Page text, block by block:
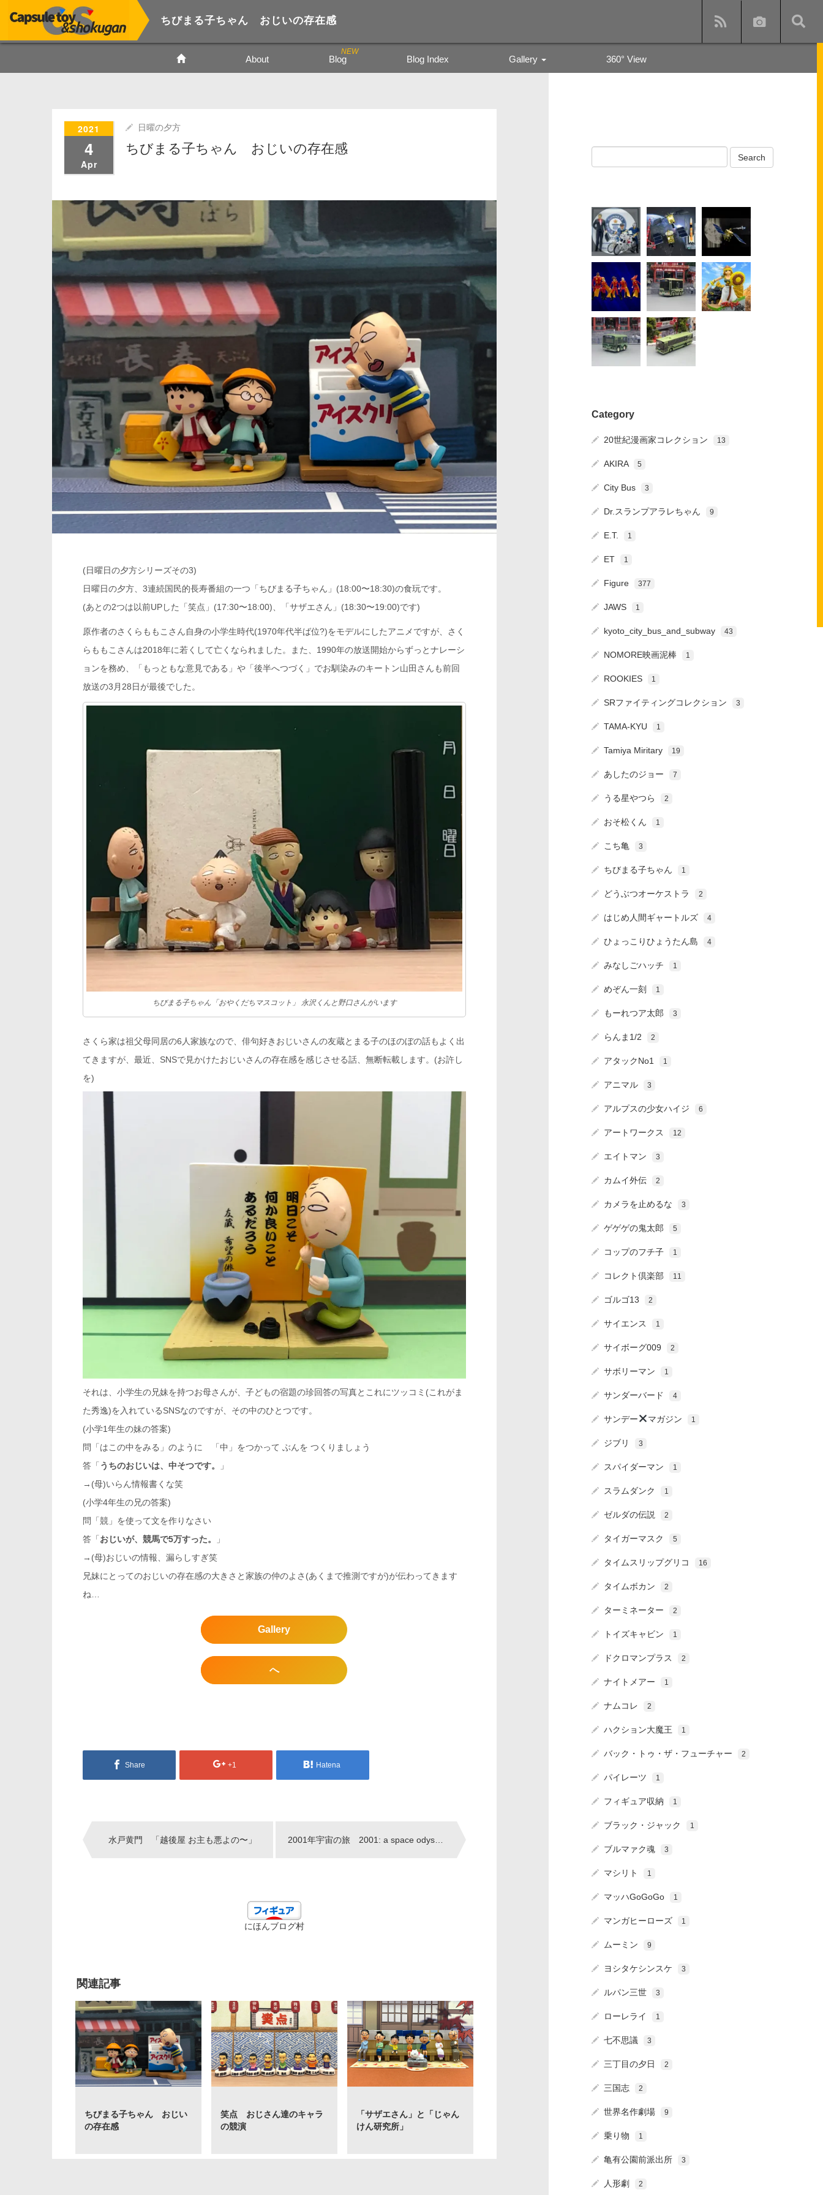
ちびまる子ちゃん おじいの存在感
About Blog Blog Index Gallery 360° View
2021
4
Apr
日曜の夕方
ちびまる子ちゃん おじいの存在感
(日曜日の夕方シリーズその3)
日曜日の夕方、3連続国民的長寿番組の一つ「ちびまる子ちゃん」(18:00〜18:30)の食玩です。
(あとの2つは以前UPした「笑点」(17:30〜18:00)、「サザエさん」(18:30〜19:00)です)
原作者のさくらももこさん自身の小学生時代(1970年代半ば位?)をモデルにしたアニメですが、さく
らももこさんは2018年に若くして亡くなられました。また、1990年の放送開始からずっとナレーシ
ョンを務め、「もっともな意見である」や「後半へつづく」でお馴染みのキートン山田さんも前回
放送の3月28日が最後でした。
ちびまる子ちゃん「おやくだちマスコット」 永沢くんと野口さんがいます
さくら家は祖父母同居の6人家族なので、俳句好きおじいさんの友蔵とまる子のほのぼの話もよく出
てきますが、最近、SNSで見かけたおじいさんの存在感を感じさせる話、無断転載します。(お許し
を)
それは、小学生の兄妹を持つお母さんが、子どもの宿題の珍回答の写真とこれにツッコミ(これがま
た秀逸)を入れているSNSなのですが、その中のひとつです。
(小学1年生の妹の答案)
問「はこの中をみる」のように 「中」をつかって ぶんを つくりましょう
答「 うちのおじいは、中そつです。
」
→(母)いらん情報書くな笑
(小学4年生の兄の答案)
問「競」を使って文を作りなさい
答「 おじいが、競馬で5万すった。
」
→(母)おじいの情報、漏らしすぎ笑
兄妹にとってのおじいの存在感の大きさと家族の仲のよさ(あくまで推測ですが)が伝わってきます
ね…
Gallery
へ
Share +1 Hatena
Post
水戸黄門 「越後屋 お主も悪よの〜」 2001年宇宙の旅 2001: a space odyssey
にほんブログ村
関連記事
ちびまる子ちゃん おじい
の存在感
笑点 おじさん達のキャラ
の競演
「サザエさん」と「じゃん
けん研究所」
Category
20世紀漫画家コレクション 13
AKIRA 5
City Bus 3
Dr.スランプアラレちゃん 9
E.T. 1
ET 1
Figure 377
JAWS 1
kyoto_city_bus_and_subway 43
NOMORE映画泥棒 1
ROOKIES 1
SRファイティングコレクション 3
TAMA-KYU 1
Tamiya Miritary 19
あしたのジョー 7
うる星やつら 2
おそ松くん 1
こち亀 3
ちびまる子ちゃん 1
どうぶつオーケストラ 2
はじめ人間ギャートルズ 4
ひょっこりひょうたん島 4
みなしごハッチ 1
めぞん一刻 1
もーれつア太郎 3
らんま1/2 2
アタックNo1 1
アニマル 3
アルプスの少女ハイジ 6
アートワークス 12
エイトマン 3
カムイ外伝 2
カメラを止めるな 3
ゲゲゲの鬼太郎 5
コップのフチ子 1
コレクト倶楽部 11
ゴルゴ13 2
サイエンス 1
サイボーグ009 2
サボリーマン 1
サンダーバード 4
サンデー マガジン 1
ジブリ 3
スパイダーマン 1
スラムダンク 1
ゼルダの伝説 2
タイガーマスク 5
タイムスリップグリコ 16
タイムボカン 2
ターミネーター 2
トイズキャビン 1
ドクロマンプラス 2
ナイトメアー 1
ナムコレ 2
ハクション大魔王 1
バック・トゥ・ザ・フューチャー 2
パイレーツ 1
フィギュア収納 1
ブラック・ジャック 1
ブルマァク魂 3
マシリト 1
マッハGoGoGo 1
マンガヒーローズ 1
ムーミン 9
ヨシタケシンスケ 3
ルパン三世 3
ローレライ 1
七不思議 3
三丁目の夕日 2
三国志 2
世界名作劇場 9
乗り物 1
亀有公園前派出所 3
人形劇 2